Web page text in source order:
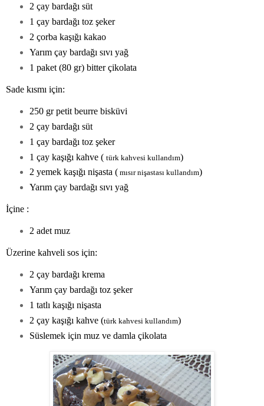
2 çay bardağı süt
1 çay bardağı toz şeker
2 çorba kaşığı kakao
Yarım çay bardağı sıvı yağ
1 paket (80 gr) bitter çikolata
Sade kısmı için:
250 gr petit beurre bisküvi
2 çay bardağı süt
1 çay bardağı toz şeker
1 çay kaşığı kahve ( türk kahvesi kullandım)
2 yemek kaşığı nişasta ( mısır nişastası kullandım)
Yarım çay bardağı sıvı yağ
İçine :
2 adet muz
Üzerine kahveli sos için:
2 çay bardağı krema
Yarım çay bardağı toz şeker
1 tatlı kaşığı nişasta
2 çay kaşığı kahve (türk kahvesi kullandım)
Süslemek için muz ve damla çikolata